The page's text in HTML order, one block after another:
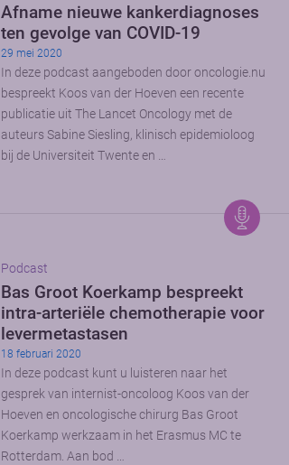
Afname nieuwe kankerdiagnoses
ten gevolge van COVID-19
29 mei 2020
In deze podcast aangeboden door oncologie.nu
bespreekt Koos van der Hoeven een recente
publicatie uit The Lancet Oncology met de
auteurs Sabine Siesling, klinisch epidemioloog
bij de Universiteit Twente en …
Podcast
Bas Groot Koerkamp bespreekt
intra-arteriële chemotherapie voor
levermetastasen
18 februari 2020
In deze podcast kunt u luisteren naar het
gesprek van internist-oncoloog Koos van der
Hoeven en oncologische chirurg Bas Groot
Koerkamp werkzaam in het Erasmus MC te
Rotterdam. Aan bod …